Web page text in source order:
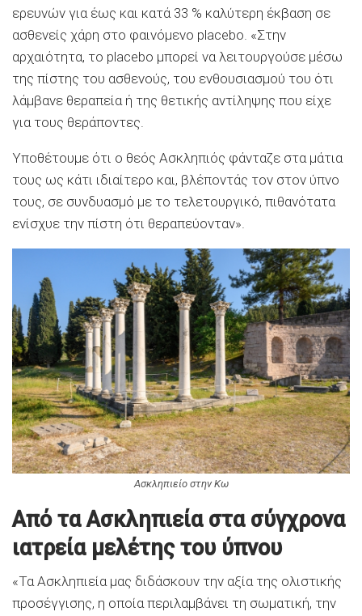
ερευνών για έως και κατά 33 % καλύτερη έκβαση σε
ασθενείς χάρη στο φαινόμενο placebo. «Στην
αρχαιότητα, το placebo μπορεί να λειτουργούσε μέσω
της πίστης του ασθενούς, του ενθουσιασμού του ότι
λάμβανε θεραπεία ή της θετικής αντίληψης που είχε
για τους θεράποντες.
Υποθέτουμε ότι ο θεός Ασκληπιός φάνταζε στα μάτια
τους ως κάτι ιδιαίτερο και, βλέποντάς τον στον ύπνο
τους, σε συνδυασμό με το τελετουργικό, πιθανότατα
ενίσχυε την πίστη ότι θεραπεύονταν».
Ασκληπιείο στην Κω
Από τα Ασκληπιεία στα σύγχρονα
ιατρεία μελέτης του ύπνου
«Τα Ασκληπιεία μας διδάσκουν την αξία της ολιστικής
προσέγγισης, η οποία περιλαμβάνει τη σωματική, την